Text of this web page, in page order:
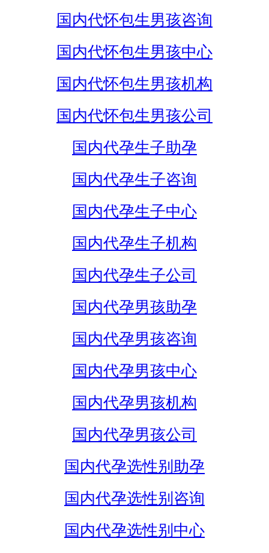
国内代怀包生男孩咨询
国内代怀包生男孩中心
国内代怀包生男孩机构
国内代怀包生男孩公司
国内代孕生子助孕
国内代孕生子咨询
国内代孕生子中心
国内代孕生子机构
国内代孕生子公司
国内代孕男孩助孕
国内代孕男孩咨询
国内代孕男孩中心
国内代孕男孩机构
国内代孕男孩公司
国内代孕选性别助孕
国内代孕选性别咨询
国内代孕选性别中心